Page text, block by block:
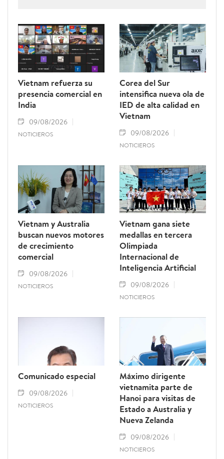
Vietnam refuerza su
presencia comercial en
India
09/08/2026
NOTICIEROS
Corea del Sur
intensifica nueva ola de
IED de alta calidad en
Vietnam
09/08/2026
NOTICIEROS
Vietnam y Australia
buscan nuevos motores
de crecimiento
comercial
09/08/2026
NOTICIEROS
Vietnam gana siete
medallas en tercera
Olimpiada
Internacional de
Inteligencia Artificial
09/08/2026
NOTICIEROS
Comunicado especial
09/08/2026
NOTICIEROS
Máximo dirigente
vietnamita parte de
Hanoi para visitas de
Estado a Australia y
Nueva Zelanda
09/08/2026
NOTICIEROS